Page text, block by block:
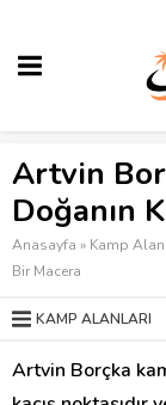
Artvin
Doğanın
Anasayfa » Kamp
Bir Macera
KAMP ALANLARI
Artvin Borçka